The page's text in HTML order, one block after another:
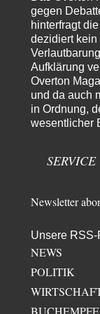
overton4cmvor 13
Morgen kommt
Kurz gesagt: der
Deutungshoheit. In…
DIRTY
Die Revolution,
@jjkoeln "Und in
Winkel
@Thomas Danke
Ute Plass
vor 17
Urteil des
Gaby Weber stellt
El-Gvor 17
als eine
Gut, dass Sie
gegen
hinterfragt
dezidiert
Aufklärung
Overton
und da auch
in Ordnung,
wesentlicher
SERVICE
Newsletter
Unsere RSS-
NEWS
POLITIK